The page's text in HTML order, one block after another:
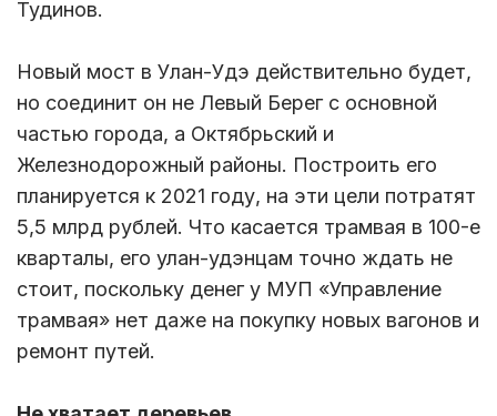
Тудинов.
Новый мост в Улан-Удэ действительно будет,
но соединит он не Левый Берег с основной
частью города, а Октябрьский и
Железнодорожный районы. Построить его
планируется к 2021 году, на эти цели потратят
5,5 млрд рублей. Что касается трамвая в 100-е
кварталы, его улан-удэнцам точно ждать не
стоит, поскольку денег у МУП «Управление
трамвая» нет даже на покупку новых вагонов и
ремонт путей.